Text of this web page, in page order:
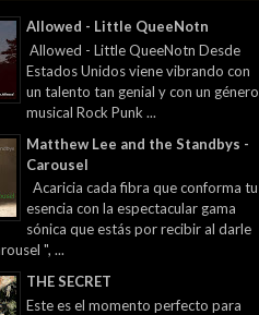
Allowed - Little QueeNotn
Allowed - Little QueeNotn Desde
Estados Unidos viene vibrando con
un talento tan genial y con un género
musical Rock Punk ...
Matthew Lee and the Standbys -
Carousel
Acaricia cada fibra que conforma tu
esencia con la espectacular gama
sónica que estás por recibir al darle
", ...
THE SECRET
Este es el momento perfecto para